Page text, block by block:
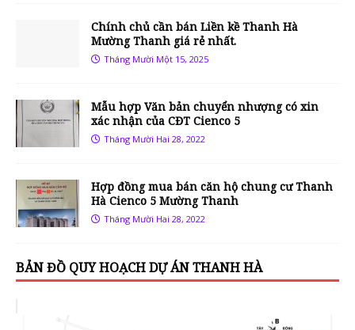
Chính chủ cần bán Liền kề Thanh Hà
Mường Thanh giá rẻ nhất.
Tháng Mười Một 15, 2025
Mẫu hợp Văn bản chuyển nhượng có xin
xác nhận của CĐT Cienco 5
Tháng Mười Hai 28, 2022
Hợp đồng mua bán căn hộ chung cư Thanh
Hà Cienco 5 Mường Thanh
Tháng Mười Hai 28, 2022
BẢN ĐỒ QUY HOẠCH DỰ ÁN THANH HÀ